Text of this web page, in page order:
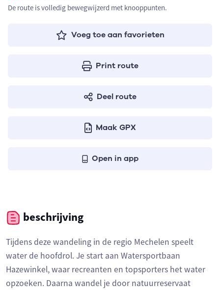
De route is volledig bewegwijzerd met knooppunten.
Voeg toe aan favorieten
Print route
Deel route
Maak GPX
Open in app
beschrijving
Tijdens deze wandeling in de regio Mechelen speelt
water de hoofdrol. Je start aan Watersportbaan
Hazewinkel, waar recreanten en topsporters het water
opzoeken. Daarna wandel je door natuurreservaat